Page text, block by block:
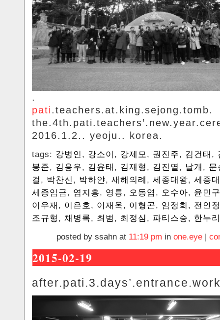
.
pati.teachers.at.king.sejong.tomb.
2016.1.2.. yeoju.. korea.
tags: 강병인 , 강소이 , 강제모 , 권진주, 김건태 ,
봉준, 김용우, 김윤태 , 김재형 , 김진열 , 날개 , 문
걸 , 박찬신 , 박하얀, 새해의례 , 세종대왕, 세종
세종임금, 염지홍, 영릉, 오동엽 , 오수아, 윤민구
이우재 , 이은호 , 이재옥, 이형곤, 임정희 , 전인정
조규형 , 채병록, 최범 , 최정심 , 파티스승, 한누리
posted by ssahn at 11:19 pm in one.eye |
2015-02-19